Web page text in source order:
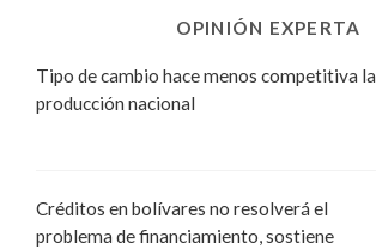
OPINIÓN EXPERTA
Tipo de cambio hace menos competitiva la
producción nacional
Créditos en bolívares no resolverá el
problema de financiamiento, sostiene